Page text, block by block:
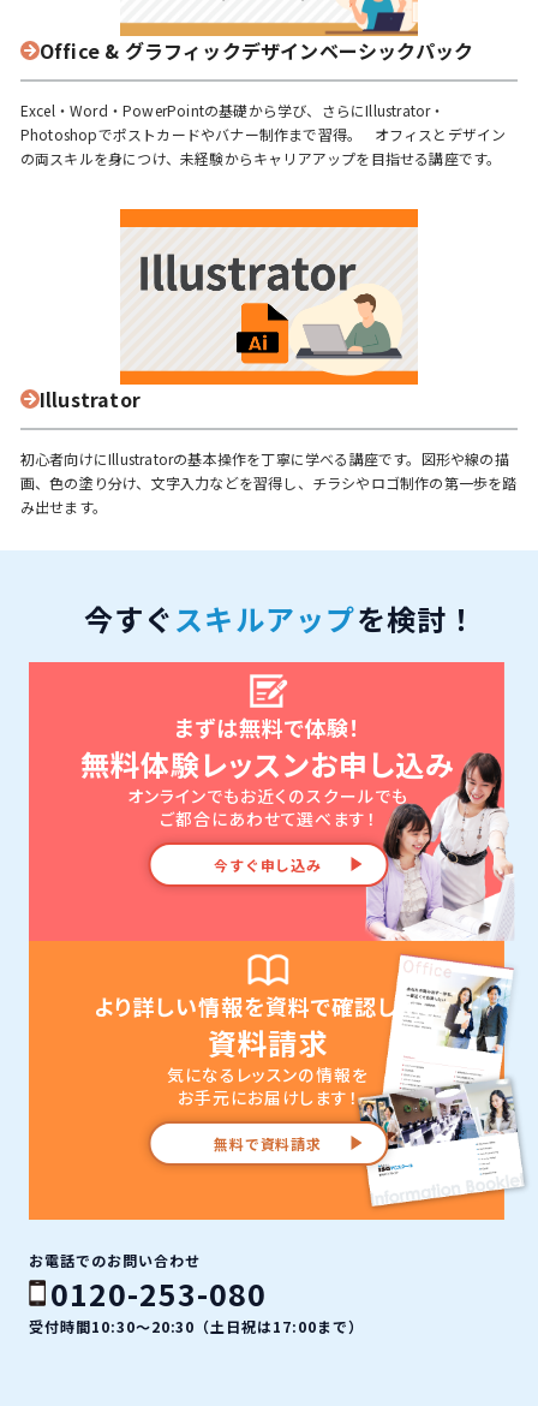
Office & グラフィックデザインベーシックパック
Excel・Word・PowerPointの基礎から学び、さらにIllustrator・
Photoshopでポストカードやバナー制作まで習得。 オフィスとデザイン
の両スキルを身につけ、未経験からキャリアアップを目指せる講座です。
Illustrator
初心者向けにIllustratorの基本操作を丁寧に学べる講座です。図形や線の描
画、色の塗り分け、文字入力などを習得し、チラシやロゴ制作の第一歩を踏
み出せます。
今すぐスキルアップを検討！
まずは無料で体験！
無料体験レッスンお申し込み
オンラインでもお近くのスクールでも
ご都合にあわせて選べます！
今すぐ申し込み
より詳しい情報を資料で確認したい
資料請求
気になるレッスンの情報を
お手元にお届けします！
無料で資料請求
お電話でのお問い合わせ
0120-253-080
受付時間10:30〜20:30（土日祝は17:00まで）